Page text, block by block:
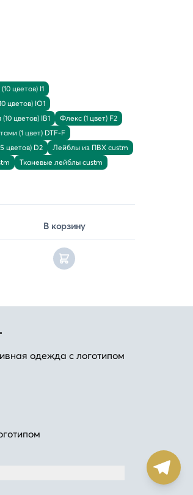
цветов) I1
цветов) IO1
цветов) IB1
Флекс (1 цвет) F2
(1 цвет) DTF-F
цветов) D2
Лейблы из ПВХ custm
Тканевые лейблы custm
В корзину
одежда с логотипом